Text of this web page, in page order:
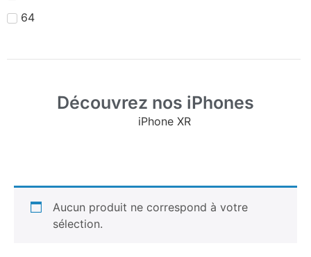
64
Découvrez nos iPhones
iPhone XR
Aucun produit ne correspond à votre
sélection.